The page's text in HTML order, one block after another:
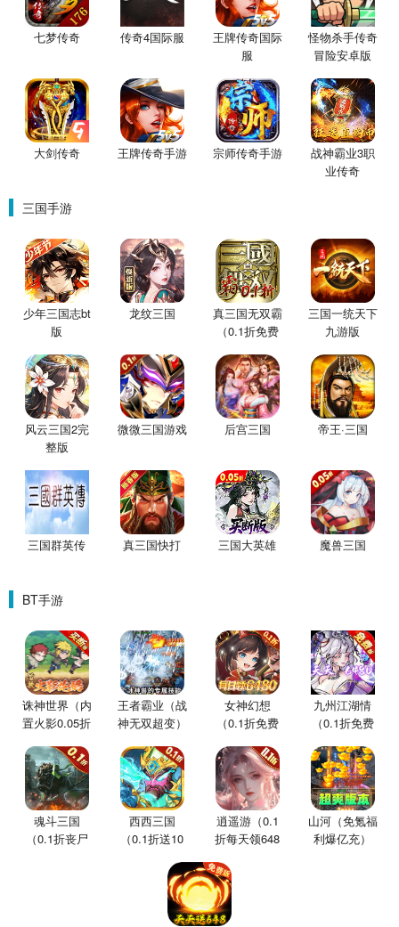
七梦传奇 传奇4国际服
王牌传奇国际
服
怪物杀手传奇
冒险安卓版
大剑传奇 王牌传奇手游 宗师传奇手游
战神霸业3职
业传奇
三国手游
少年三国志bt
版
龙纹三国
真三国无双霸
（0.1折免费
三国一统天下
九游版
风云三国2完
整版
微微三国游戏 后宫三国 帝王·三国
三国群英传 真三国快打 三国大英雄 魔兽三国
BT手游
诛神世界（内
置火影0.05折
王者霸业（战
神无双超变）
女神幻想
（0.1折免费
九州江湖情
（0.1折免费
魂斗三国
（0.1折丧尸
西西三国
（0.1折送10
逍遥游（0.1
折每天领648
山河（免氪福
利爆亿充）